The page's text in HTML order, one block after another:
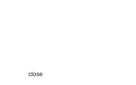
close